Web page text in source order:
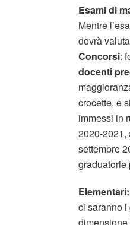
Esami di
Mentre
dovrà
Concorsi:
docenti
crocette, e
immessi in
2020-2021,
settembre
graduatorie
Elementari:
ci saranno i